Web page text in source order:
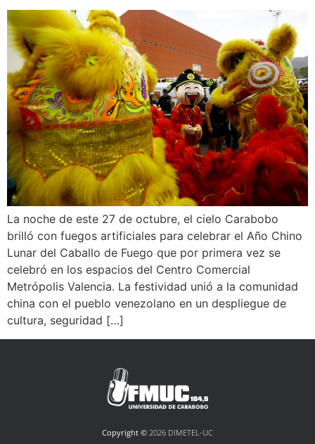
La noche de este 27 de octubre, el cielo Carabobo
brilló con fuegos artificiales para celebrar el Año Chino
Lunar del Caballo de Fuego que por primera vez se
celebró en los espacios del Centro Comercial
Metrópolis Valencia. La festividad unió a la comunidad
china con el pueblo venezolano en un despliegue de
cultura, seguridad […]
Copyright © 2026 DIMETEL-UC